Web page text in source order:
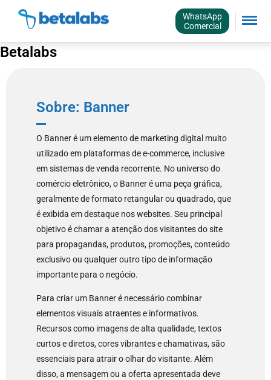
WhatsApp
Comercial
Betalabs
Sobre: Banner
O Banner é um elemento de marketing digital muito
utilizado em plataformas de e-commerce, inclusive
em sistemas de venda recorrente. No universo do
comércio eletrônico, o Banner é uma peça gráfica,
geralmente de formato retangular ou quadrado, que
é exibida em destaque nos websites. Seu principal
objetivo é chamar a atenção dos visitantes do site
para propagandas, produtos, promoções, conteúdo
exclusivo ou qualquer outro tipo de informação
importante para o negócio.
Para criar um Banner é necessário combinar
elementos visuais atraentes e informativos.
Recursos como imagens de alta qualidade, textos
curtos e diretos, cores vibrantes e chamativas, são
essenciais para atrair o olhar do visitante. Além
disso, a mensagem ou a oferta apresentada deve